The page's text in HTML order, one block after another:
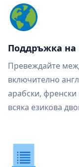
Поддръжка на
Превеждайте
включително
арабски,
всяка езикова